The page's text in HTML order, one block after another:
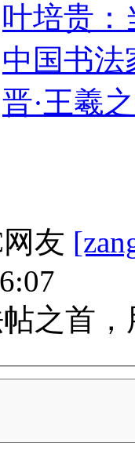
叶培贵：
中国书法
晋·王羲
友
之首